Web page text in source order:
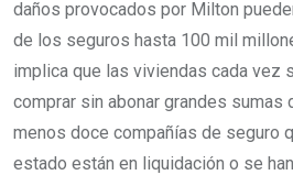
daños provocados por Milton
de los seguros hasta 100 mil
implica que las viviendas cada vez
comprar sin abonar grandes sumas
menos doce compañías de seguro
estado están en liquidación o se